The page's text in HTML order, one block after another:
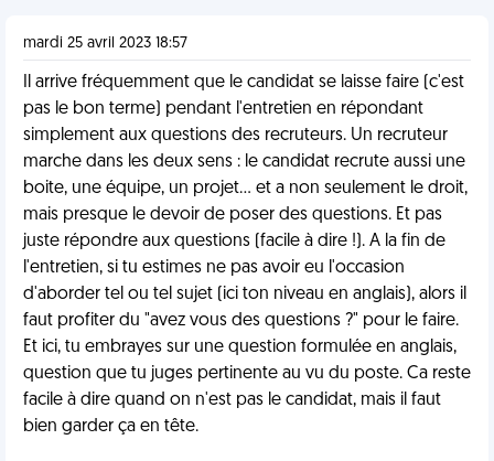
mardi 25 avril 2023 18:57
Il arrive fréquemment que le candidat se laisse faire (c'est
pas le bon terme) pendant l'entretien en répondant
simplement aux questions des recruteurs. Un recruteur
marche dans les deux sens : le candidat recrute aussi une
boite, une équipe, un projet... et a non seulement le droit,
mais presque le devoir de poser des questions. Et pas
juste répondre aux questions (facile à dire !). A la fin de
l'entretien, si tu estimes ne pas avoir eu l'occasion
d'aborder tel ou tel sujet (ici ton niveau en anglais), alors il
faut profiter du "avez vous des questions ?" pour le faire.
Et ici, tu embrayes sur une question formulée en anglais,
question que tu juges pertinente au vu du poste. Ca reste
facile à dire quand on n'est pas le candidat, mais il faut
bien garder ça en tête.